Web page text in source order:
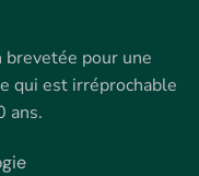
brevetée pour une
qui est irréprochable
ans.